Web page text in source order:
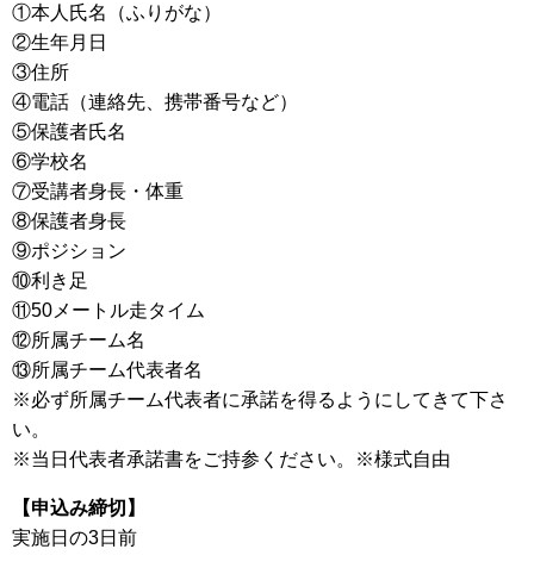
①本人氏名（ふりがな）
②生年月日
③住所
④電話（連絡先、携帯番号など）
⑤保護者氏名
⑥学校名
⑦受講者身長・体重
⑧保護者身長
⑨ポジション
⑩利き足
⑪50メートル走タイム
⑫所属チーム名
⑬所属チーム代表者名
※必ず所属チーム代表者に承諾を得るようにしてきて下さ
い。
※当日代表者承諾書をご持参ください。※様式自由
【申込み締切】
実施日の3日前